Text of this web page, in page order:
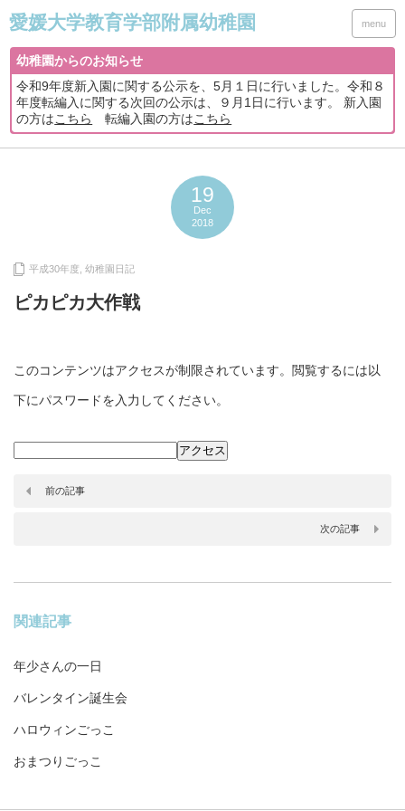
menu
幼稚園からのお知らせ
令和9年度新入園に関する公示を、5月１日に行いました。令和８
年度転編入に関する次回の公示は、９月1日に行います。 新入園
の方はこちら 転編入園の方はこちら
19
Dec
2018
平成30年度 幼稚園日記
ピカピカ大作戦
このコンテンツはアクセスが制限されています。閲覧するには以
下にパスワードを入力してください。
前の記事
次の記事
関連記事
年少さんの一日
バレンタイン誕生会
ハロウィンごっこ
おまつりごっこ